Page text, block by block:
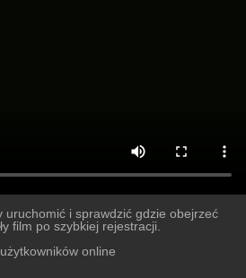
uruchomić i sprawdzić gdzie obejrzeć
film po szybkiej rejestracji.
online